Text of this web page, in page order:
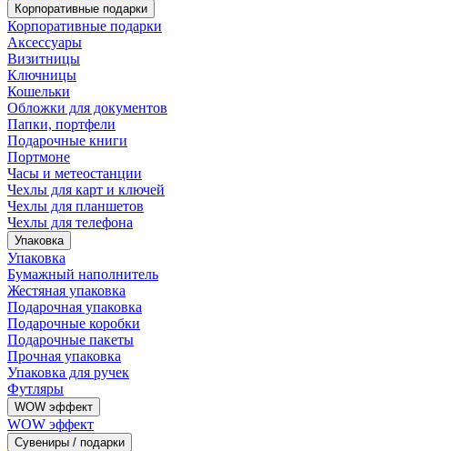
Корпоративные подарки
Корпоративные подарки
Аксессуары
Визитницы
Ключницы
Кошельки
Обложки для документов
Папки, портфели
Подарочные книги
Портмоне
Часы и метеостанции
Чехлы для карт и ключей
Чехлы для планшетов
Чехлы для телефона
Упаковка
Упаковка
Бумажный наполнитель
Жестяная упаковка
Подарочная упаковка
Подарочные коробки
Подарочные пакеты
Прочная упаковка
Упаковка для ручек
Футляры
WOW эффект
WOW эффект
Сувениры / подарки